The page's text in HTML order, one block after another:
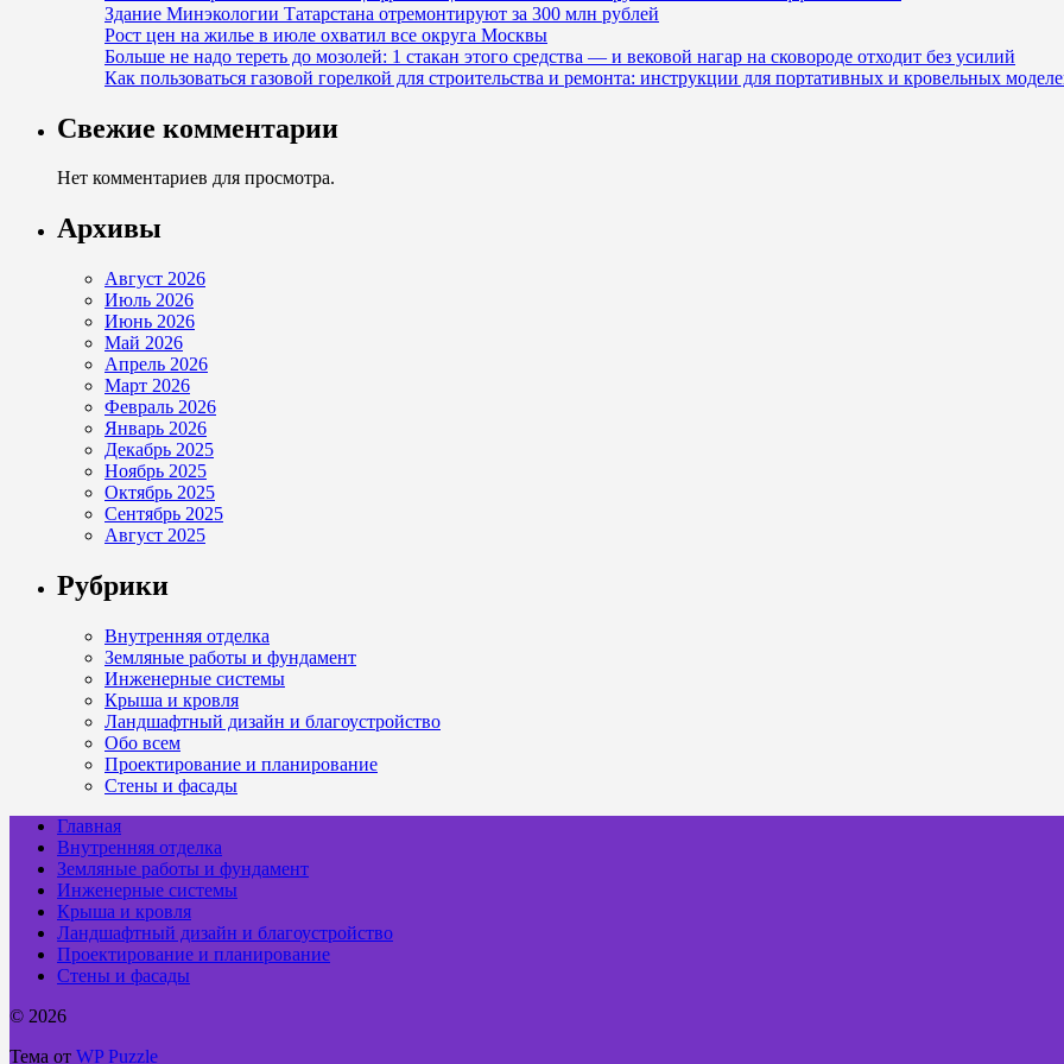
Здание Минэкологии Татарстана отремонтируют за 300 млн рублей
Рост цен на жилье в июле охватил все округа Москвы
Больше не надо тереть до мозолей: 1 стакан этого средства — и вековой нагар на сковороде отходит без усилий
Как пользоваться газовой горелкой для строительства и ремонта: инструкции для портативных и кровельных
Свежие комментарии
Нет комментариев для просмотра.
Архивы
Август 2026
Июль 2026
Июнь 2026
Май 2026
Апрель 2026
Март 2026
Февраль 2026
Январь 2026
Декабрь 2025
Ноябрь 2025
Октябрь 2025
Сентябрь 2025
Август 2025
Рубрики
Внутренняя отделка
Земляные работы и фундамент
Инженерные системы
Крыша и кровля
Ландшафтный дизайн и благоустройство
Обо всем
Проектирование и планирование
Стены и фасады
Главная
Внутренняя отделка
Земляные работы и фундамент
Инженерные системы
Крыша и кровля
Ландшафтный дизайн и благоустройство
Проектирование и планирование
Стены и фасады
© 2026
Тема от WP Puzzle